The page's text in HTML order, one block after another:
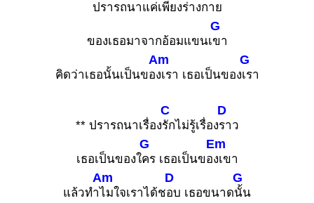
ปรารถนาแค่เพียงร่างกาย
ของเธอมาจากอ้อมแขนเ
G
ขา
คิดว่าเธอนั้นเป็นขอ
Am
งเรา เธอเป็นของ
G
เรา
** ปรารถนาเรื่อง
C
รักไม่รู้เรื่อง
D
ราว
เธอเป็นของใ
G
คร เธอเป็นขอ
Em
งเขา
แล้วทำ
Am
ไมใจเราได้ช
D
อบ เธอขนาด
G
นั้น